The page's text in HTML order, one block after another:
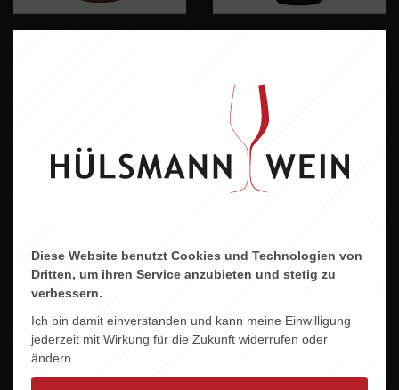
PRISECCO BIO ROSE
PFAFFENWEILER
Diese Website benutzt Cookies und Technologien von
Dritten, um ihren Service anzubieten und stetig zu
verbessern.
Ich bin damit einverstanden und kann meine Einwilligung
jederzeit mit Wirkung für die Zukunft widerrufen oder
ändern.